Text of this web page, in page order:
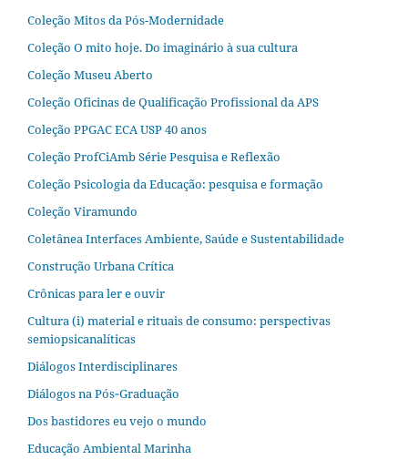
Coleção Mitos da Pós-Modernidade
Coleção O mito hoje. Do imaginário à sua cultura
Coleção Museu Aberto
Coleção Oficinas de Qualificação Profissional da APS
Coleção PPGAC ECA USP 40 anos
Coleção ProfCiAmb Série Pesquisa e Reflexão
Coleção Psicologia da Educação: pesquisa e formação
Coleção Viramundo
Coletânea Interfaces Ambiente, Saúde e Sustentabilidade
Construção Urbana Crítica
Crônicas para ler e ouvir
Cultura (i) material e rituais de consumo: perspectivas
semiopsicanalíticas
Diálogos Interdisciplinares
Diálogos na Pós‐Graduação
Dos bastidores eu vejo o mundo
Educação Ambiental Marinha